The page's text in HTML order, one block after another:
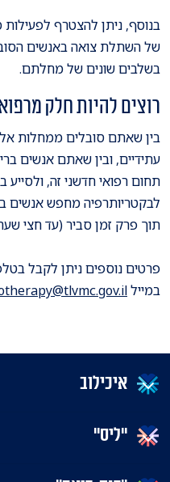
בנוסף, ניתן להצטרף
של השתלת צואה באנשים
בשלבים שונים של מחלתם.
רוצים להיות חלק
בין שאתם סובלים ממחלות
עתידיים, ובין שאתם אנשים
תחום רפואי חדשני זה, ולסייע
לבקטריותרפיה מחפש אנשים
תוך פרק זמן סביר (עד חצי
במייל
איכילוב
"ליס"